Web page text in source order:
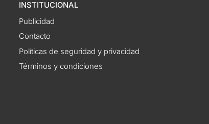
INSTITUCIONAL
Publicidad
Contacto
Políticas de seguridad y privacidad
Términos y condiciones